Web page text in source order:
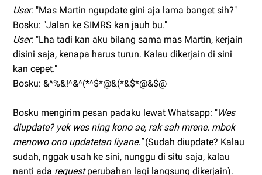
User: "Mas Martin ngupdate gini aja lama banget sih?"
Bosku: "Jalan ke SIMRS kan jauh bu."
User: "Lha tadi kan aku bilang sama mas Martin, kerjain
disini saja, kenapa harus turun. Kalau dikerjain di sini
kan cepet."
Bosku: &^%&!^&^(*^$*@&(*&$*@&$@
Bosku mengirim pesan padaku lewat Whatsapp: "Wes
diupdate? yek wes ning kono ae, rak sah mrene. mbok
menowo ono updatetan liyane."(Sudah diupdate? Kalau
sudah, nggak usah ke sini, nunggu di situ saja, kalau
nanti ada requestperubahan lagi langsung dikerjain).